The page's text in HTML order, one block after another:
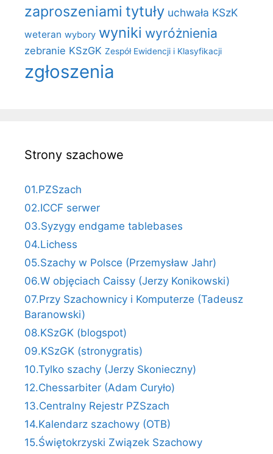
zaproszeniami tytuły uchwała KSzK
weteran wybory wyniki wyróżnienia
zebranie KSzGK Zespół Ewidencji i Klasyfikacji
zgłoszenia
Strony szachowe
01.PZSzach
02.ICCF serwer
03.Syzygy endgame tablebases
04.Lichess
05.Szachy w Polsce (Przemysław Jahr)
06.W objęciach Caissy (Jerzy Konikowski)
07.Przy Szachownicy i Komputerze (Tadeusz
Baranowski)
08.KSzGK (blogspot)
09.KSzGK (stronygratis)
10.Tylko szachy (Jerzy Skonieczny)
12.Chessarbiter (Adam Curyło)
13.Centralny Rejestr PZSzach
14.Kalendarz szachowy (OTB)
15.Świętokrzyski Związek Szachowy